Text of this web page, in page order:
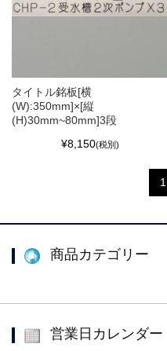
タイトル銘板[横
(W):350mm]×[縦
(H)30mm~80mm]3段
¥8,150(税別)
1
商品カテゴリー
営業日カレンダー